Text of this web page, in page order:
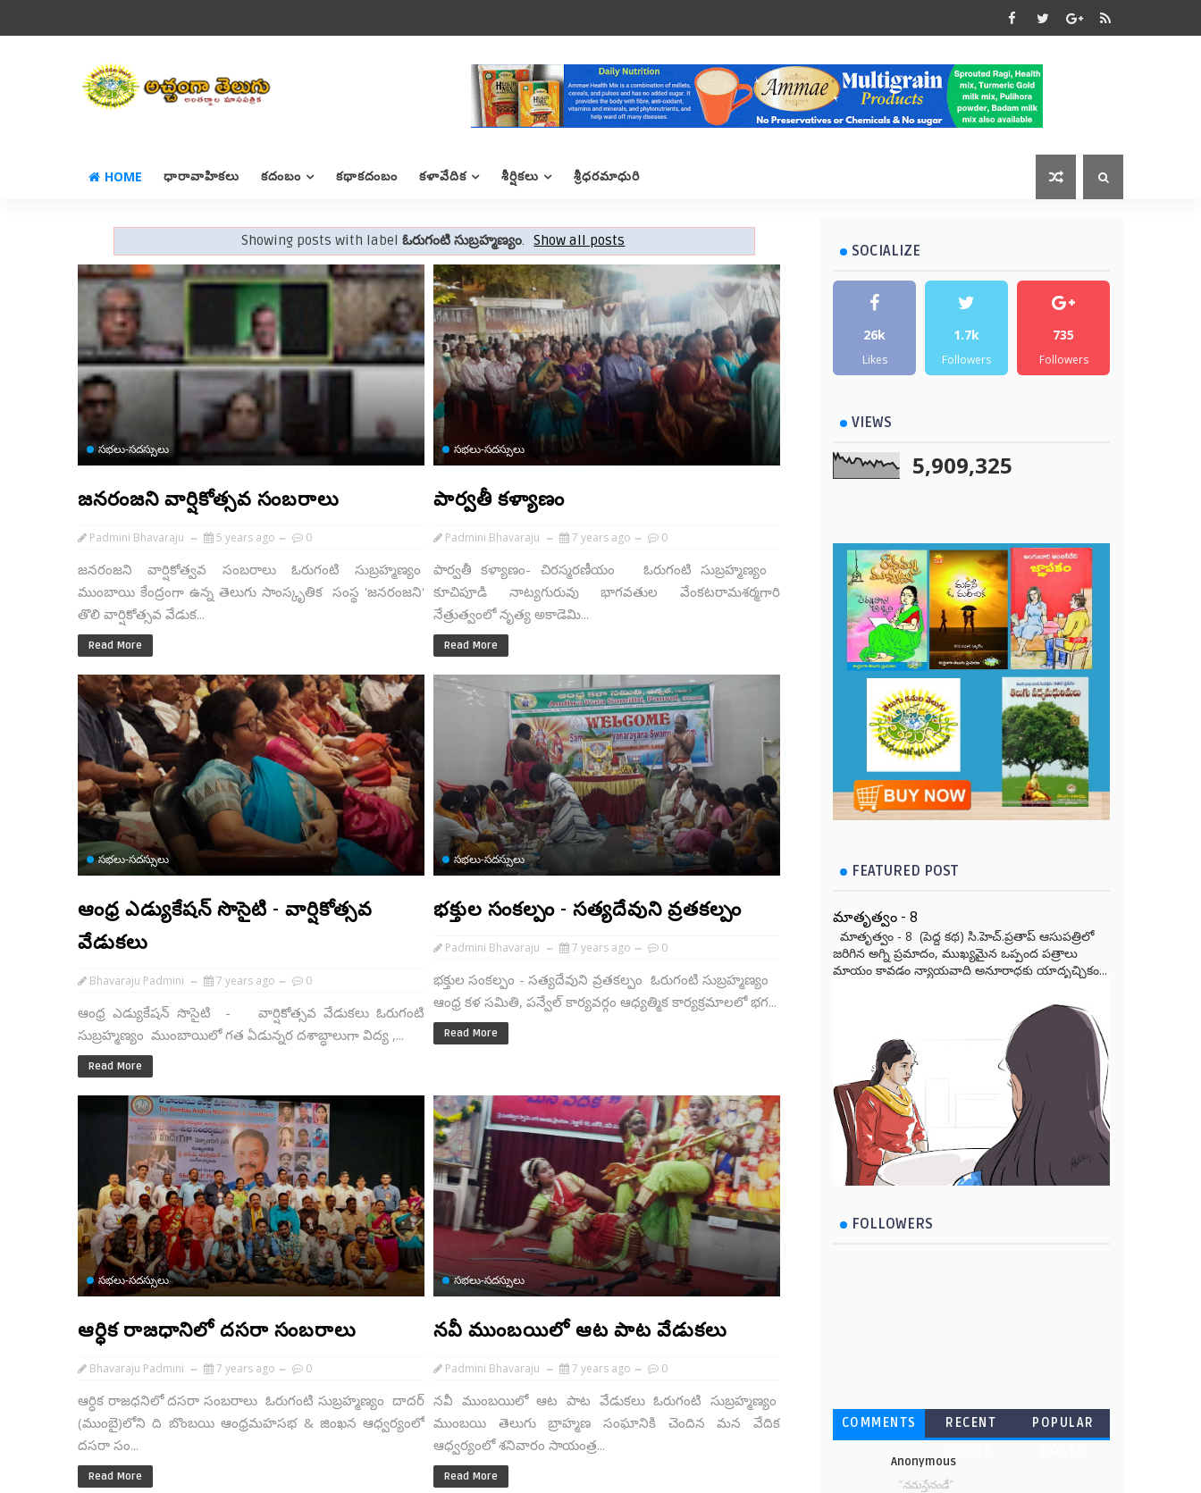
HOME ధారావాహికలు కదంబం కథాకదంబం కళావేదిక శీర్షికలు శ్రీధరమాధురి
Showing posts with labelఓరుగంటి సుబ్రహ్మణ్యం. Show all posts
సభలు-సదస్సులు
జనరంజని వార్షికోత్సవ సంబరాలు
Padmini Bhavaraju 5 years ago 0
జనరంజని వార్షికోత్వవ సంబరాలు ఓరుగంటి సుబ్రహ్మణ్యం
ముంబాయి కేంద్రంగా ఉన్న తెలుగు సాంస్కృతిక సంస్థ 'జనరంజని'
తొలి వార్షికోత్సవ వేడుక...
Read More
సభలు-సదస్సులు
పార్వతీ కళ్యాణం
Padmini Bhavaraju 7 years ago 0
పార్వతీ కళ్యాణం- చిరస్మరణీయం ఓరుగంటి సుబ్రహ్మణ్యం
కూచిపూడి నాట్యగురువు భాగవతుల వేంకటరామశర్మగారి
నేత్రుత్వంలో నృత్య అకాడెమి...
Read More
సభలు-సదస్సులు
ఆంధ్ర ఎడ్యుకేషన్ సొసైటి - వార్షికోత్సవ
వేడుకలు
Bhavaraju Padmini 7 years ago 0
ఆంధ్ర ఎడ్యుకేషన్ సొసైటి - వార్షికోత్సవ వేడుకలు ఓరుగంటి
సుబ్రహ్మణ్యం ముంబాయిలో గత ఏడున్నర దశాబ్ధాలుగా విద్య ,...
Read More
సభలు-సదస్సులు
భక్తుల సంకల్పం - సత్యదేవుని వ్రతకల్పం
Padmini Bhavaraju 7 years ago 0
భక్తుల సంకల్పం - సత్యదేవుని వ్రతకల్పం ఓరుగంటి సుబ్రహ్మణ్యం
ఆంధ్ర కళ సమితి, పన్వేల్ కార్యవర్గం ఆధ్యత్మిక కార్యక్రమాలలో భగ...
Read More
సభలు-సదస్సులు
ఆర్ధిక రాజధానిలో దసరా సంబరాలు
Bhavaraju Padmini 7 years ago 0
ఆర్ధిక రాజధనిలో దసరా సంబరాలు ఓరుగంటి సుబ్రహ్మణ్యం దాదర్
(ముంబై)లోని ది బొంబయి ఆంధ్రమహసభ & జింఖన ఆధ్వర్యంలో
దసరా సం...
Read More
సభలు-సదస్సులు
నవీ ముంబయిలో ఆట పాట వేడుకలు
Padmini Bhavaraju 7 years ago 0
నవీ ముంబయిలో ఆట పాట వేడుకలు ఓరుగంటి సుబ్రహ్మణ్యం
ముంబయి తెలుగు బ్రాహ్మణ సంఘానికి చెందిన మన వేదిక
ఆధ్వర్యంలో శనివారం సాయంత్ర...
Read More
SOCIALIZE
26k
Likes
1.7k
Followers
735
Followers
VIEWS
5,909,325
FEATURED POST
మాతృత్వం - 8
మాతృత్వం - 8 (పెద్ద కథ) సి.హెచ్.ప్రతాప్ ఆసుపత్రిలో
జరిగిన అగ్ని ప్రమాదం, ముఖ్యమైన ఒప్పంద పత్రాలు
మాయం కావడం న్యాయవాది అనూరాధకు యాదృచ్ఛికం...
FOLLOWERS
COMMENTS
RECENT
POPULAR
Anonymous
"నమస్తేనండీ"